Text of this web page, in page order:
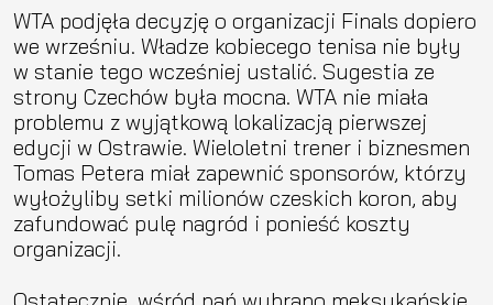
WTA podjęła decyzję o organizacji Finals dopiero
we wrześniu. Władze kobiecego tenisa nie były
w stanie tego wcześniej ustalić. Sugestia ze
strony Czechów była mocna. WTA nie miała
problemu z wyjątkową lokalizacją pierwszej
edycji w Ostrawie. Wieloletni trener i biznesmen
Tomas Petera miał zapewnić sponsorów, którzy
wyłożyliby setki milionów czeskich koron, aby
zafundować pulę nagród i ponieść koszty
organizacji.